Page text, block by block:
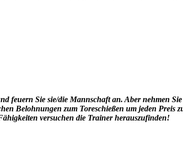
feuern Sie sie/die Mannschaft an. Aber nehmen
Belohnungen zum Toreschießen um jeden Preis
versuchen die Trainer herauszufinden!